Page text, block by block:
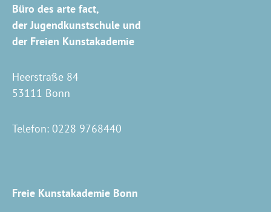
Büro des arte fact,
der Jugendkunstschule und
der Freien Kunstakademie
Heerstraße 84
53111 Bonn
Telefon: 0228 9768440
Freie Kunstakademie Bonn